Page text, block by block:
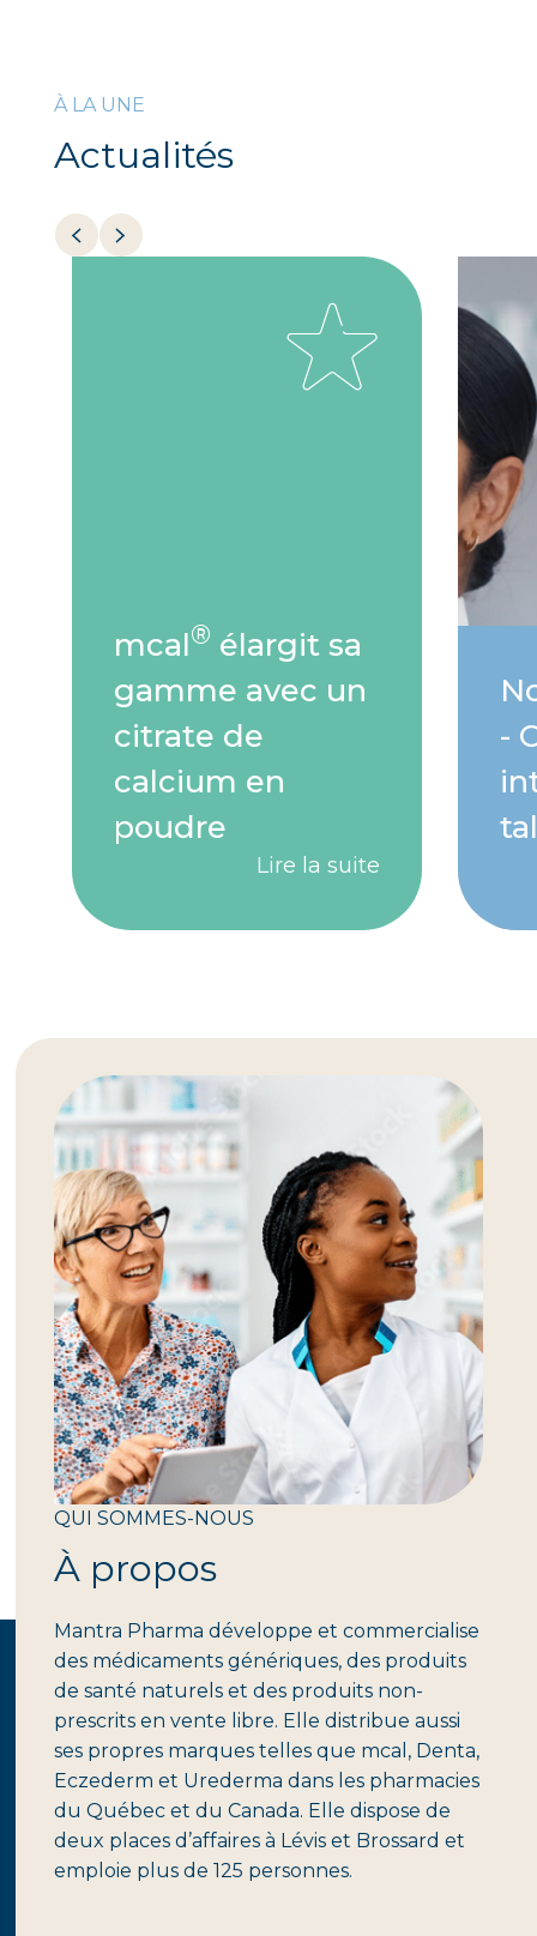
À LA UNE
Actualités
mcal® élargit sa
gamme avec un
citrate de
calcium en
poudre
Lire la suite
-
QUI SOMMES-NOUS
À propos
Mantra Pharma développe et commercialise
des médicaments génériques, des produits
de santé naturels et des produits non-
prescrits en vente libre. Elle distribue aussi
ses propres marques telles que mcal, Denta,
Eczederm et Urederma dans les pharmacies
du Québec et du Canada. Elle dispose de
deux places d’affaires à Lévis et Brossard et
emploie plus de 125 personnes.